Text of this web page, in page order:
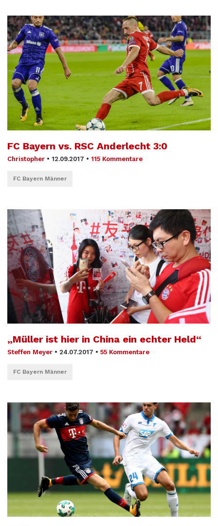
FC Bayern vs. RSC Anderlecht 3:0
Christopher • 12.09.2017 • 115 Kommentare
FC Bayern Männer
„Müller ist hier in China ein echter Held“
Steffen Meyer • 24.07.2017 • 55 Kommentare
FC Bayern Männer